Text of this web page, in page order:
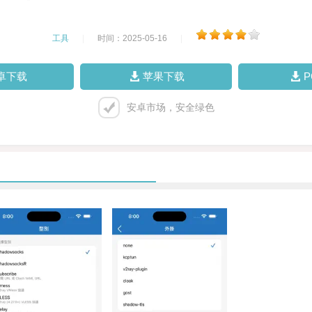
工具 时间：2025-05-16
下载 苹果下载
安卓市场，安全绿色